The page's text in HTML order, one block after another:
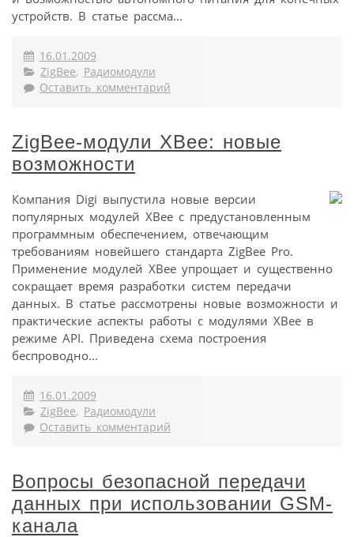
устройств. В статье рассма...
16.01.2009
ZigBee, Радиомодули
Оставить комментарий
ZigBee-модули XBee: новые
возможности
Компания Digi выпустила новые версии
популярных модулей XBee с предустановленным
программным обеспечением, отвечающим
требованиям новейшего стандарта ZigBee Pro.
Применение модулей XBee упрощает и существенно
сокращает время разработки систем передачи
данных. В статье рассмотрены новые возможности и
практические аспекты работы с модулями XBee в
режиме API. Приведена схема построения
беспроводно...
16.01.2009
ZigBee, Радиомодули
Оставить комментарий
Вопросы безопасной передачи
данных при использовании GSM-
канала